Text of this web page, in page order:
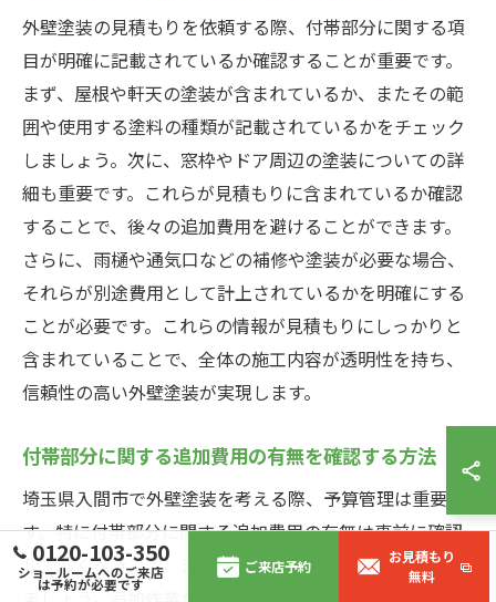
外壁塗装の見積もりを依頼する際、付帯部分に関する項
目が明確に記載されているか確認することが重要です。
まず、屋根や軒天の塗装が含まれているか、またその範
囲や使用する塗料の種類が記載されているかをチェック
しましょう。次に、窓枠やドア周辺の塗装についての詳
細も重要です。これらが見積もりに含まれているか確認
することで、後々の追加費用を避けることができます。
さらに、雨樋や通気口などの補修や塗装が必要な場合、
それらが別途費用として計上されているかを明確にする
ことが必要です。これらの情報が見積もりにしっかりと
含まれていることで、全体の施工内容が透明性を持ち、
信頼性の高い外壁塗装が実現します。
付帯部分に関する追加費用の有無を確認する方法
埼玉県入間市で外壁塗装を考える際、予算管理は重要で
す。特に付帯部分に関する追加費用の有無は事前に確認
しておくべきです。まず、塗装業者に具体的な質問をし
0120-103-350
ショールームへのご来店
は予約が必要です
ご来店予約
お見積もり
無料